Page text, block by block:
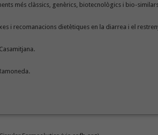
més clàssics, genèrics, biotecnològics i bio-
i recomanacions dietètiques en la diarrea i el